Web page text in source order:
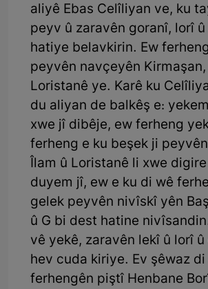
aliyê Ebas Celîliyan ve, ku
peyv û zaravên goranî, lorî
hatiye belavkirin. Ew
peyvên navçeyên
Loristanê ye. Karê ku
du aliyan de balkêş e:
xwe jî dibêje, ew ferheng
ferheng e ku beşek ji
Îlam û Loristanê li xwe
duyem jî, ew e ku di wê
gelek peyvên nivîskî yên
û G bi dest hatine
vê yekê, zaravên lekî û lorî
hev cuda kiriye. Ev şêwaz di
ferhengên piştî Henbane